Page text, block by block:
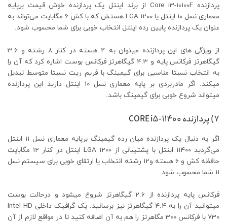
پردازنده Core i3-10100F از برند اینتل یک پردازنده خوش قیمت برپایه
معماری نسل 10 اینتل یا LGA 1200 هستش که با کش 6 مگابایت می‌تواند به
عنوان یک پردازنده پایین رده اینتل انتخاب خوبی برای شما محسوب شود.
از ویژگی های این پردازنده میتوان به 4 هسته در کنار 8 رشته و 3.6
گیگاهرتز فرکانس پایه و 4.3 گیگاهرتز فرکانس بوست اشاره کرد که آن را
به انتخاب نسبتا مناسبی برای گیمینگ با فریم ریت نسبتا متوسط تبدیل
میکند. اگر مادربردی بر پایه معماری نسل 10 اینتل دارید این پردازنده
میتواند شروع خوبی برای گیمینگ باشد.
۷) پردازنده CORE i5-11400
اگر به دنبال یک پردازنده میان رده گیمینگ برپایه معماری نسل 11 اینتل
می‌گردید 11400 اینتل با پشتیبانی از LGA 1200 اینتل در کنار 12 مگابایت
حافظه کش و 6 هسته و12 رشته انتخاب یا ارتقای خوبی برای سیستم نسل
11 شما محسوب شود.
فرکانس پایه پردازنده از 2.6 گیگاهرتز شروع میشود و درحالت بوست
میتوانید آن را به 4.4 گیگاهرتز نیز برسانید. یک گرافیک داخلی Intel HD
730 با فرکانس 300 مگاهرتز را هم به آن اضافه کنید تا در مواقع لازم از آن